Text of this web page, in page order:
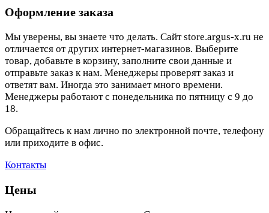
Оформление заказа
Мы уверены, вы знаете что делать. Сайт store.argus-x.ru не
отличается от других интернет-магазинов. Выберите
товар, добавьте в корзину, заполните свои данные и
отправьте заказ к нам. Менеджеры проверят заказ и
ответят вам. Иногда это занимает много времени.
Менеджеры работают с понедельника по пятницу с 9 до
18.
Обращайтесь к нам лично по электронной почте, телефону
или приходите в офис.
Контакты
Цены